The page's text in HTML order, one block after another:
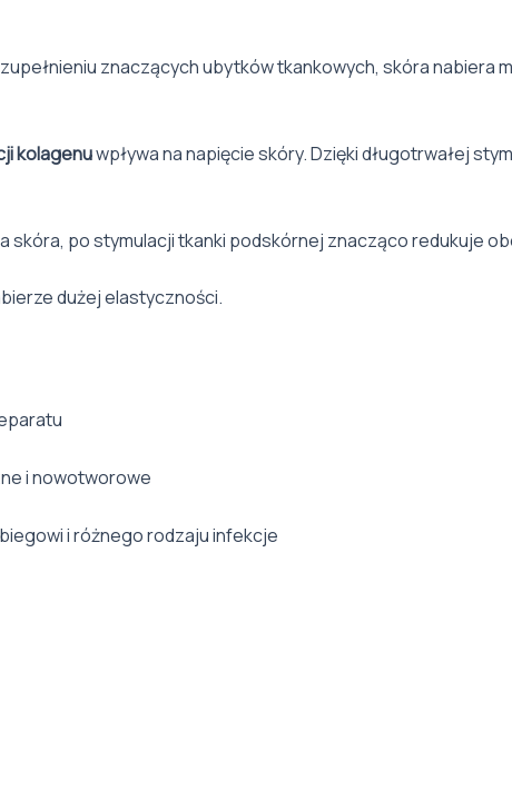
znaczących ubytków tkankowych, skóra nabiera
kolagenuwpływa na napięcie skóry. Dzięki długotrwałej
skóra, po stymulacji tkanki podskórnej znacząco redukuje
dużej elastyczności.
i nowotworowe
i różnego rodzaju infekcje